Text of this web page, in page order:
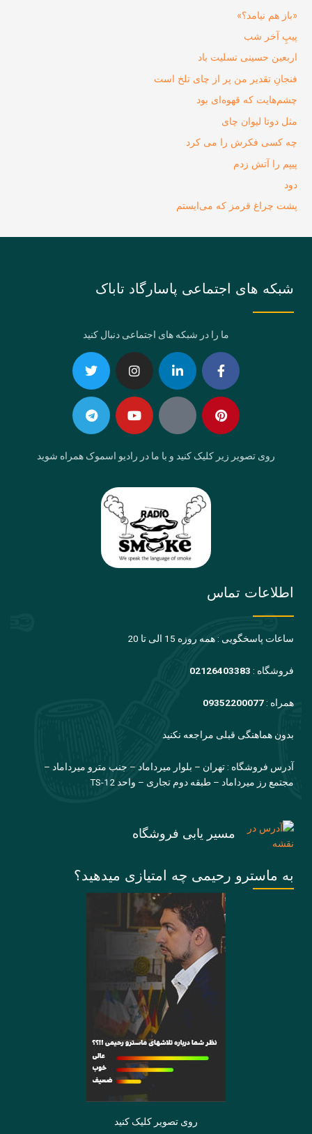
«باز هم نیامد؟»
پیپِ آخر شب
اربعین حسینی تسلیت باد
فنجانِ تقدیر من پر از چای تلخ است
چشم‌هایت که قهوه‌ای بود
مثل دوتا لیوان چای
چه کسی فکرش را می‌ کرد
پیپم را آتش زدم
دود
پشت چراغ قرمز که می‌ایستم
شبکه های اجتماعی پاسارگاد تاباک
ما را در شبکه های اجتماعی دنبال کنید
Facebook-
f
Linkedin-
in
Instagram
Twitter Pinterest
Eaparat
Youtube
Telegram
روی تصویر زیر کلیک کنید و با ما در رادیو اسموک همراه شوید
اطلاعات تماس
ساعات پاسخگویی : همه روزه 15 الی تا 20
فروشگاه : 02126403383
همراه : 09352200077
بدون هماهنگی قبلی مراجعه نکنید
آدرس فروشگاه : تهران – بلوار میرداماد – جنب مترو میرداماد –
مجتمع رز میرداماد – طبقه دوم تجاری – واحد TS-12
مسیر یابی فروشگاه
به ماسترو رحیمی چه امتیازی میدهید؟
روی تصویر کلیک کنید